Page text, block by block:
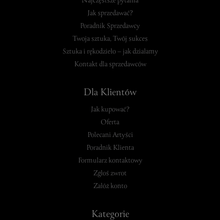
Jak sprzedawać?
Poradnik Sprzedawcy
Twoja sztuka, Twój sukces
Sztuka i rękodzieło – jak działamy
Kontakt dla sprzedawców
Dla Klientów
Jak kupować?
Oferta
Polecani Artyści
Poradnik Klienta
Formularz kontaktowy
Zgłoś zwrot
Załóż konto
Kategorie